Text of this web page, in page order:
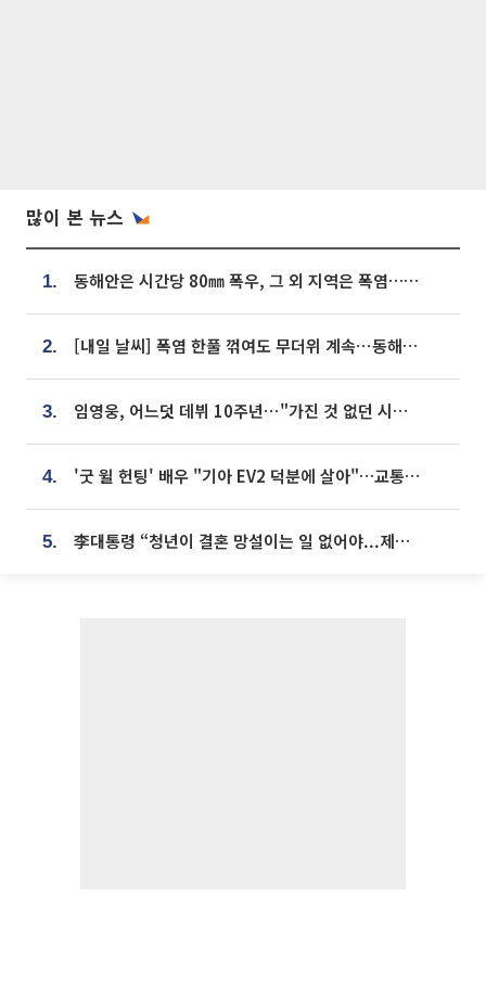
많이 본 뉴스
1. 동해안은 시간당 80㎜ 폭우, 그 외 지역은 폭염…‘극과 극 날씨’
2. [내일 날씨] 폭염 한풀 꺾여도 무더위 계속⋯동해안 이틀 연속 비
3. 임영웅, 어느덧 데뷔 10주년⋯"가진 것 없던 시절, 내 앞엔 20명의 팬뿐"
4. '굿 윌 헌팅' 배우 "기아 EV2 덕분에 살아"…교통사고 후 안전성 극찬
5. 李대통령 “청년이 결혼 망설이는 일 없어야...제도상 불이익 조사”